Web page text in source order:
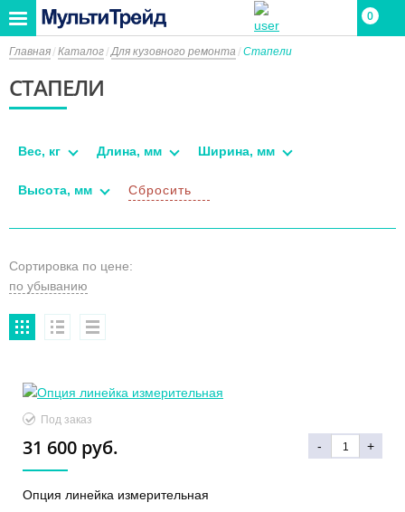
0
Главная Каталог Для кузовного ремонта Стапели
СТАПЕЛИ
Вес, кг Длина, мм Ширина, мм
Высота, мм Сбросить
Сортировка по цене:
Под заказ
31 600 руб. - +
Опция линейка измерительная